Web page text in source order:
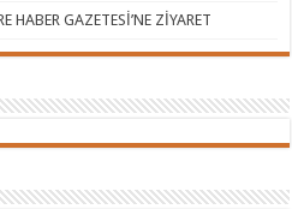
HABER GAZETESİ’NE ZİYARET